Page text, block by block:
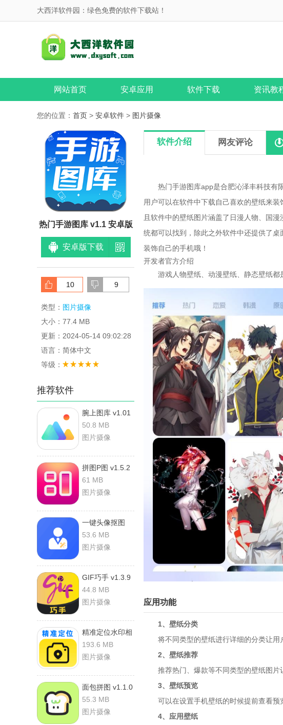
大西洋软件园：绿色免费的软件下载站！
网站首页 安卓应用 软件下载 资讯教
您的位置： 首页 > 安卓软件 > 图片摄像
热门手游图库 v1.1 安卓版
安卓版下载
10 9
类型： 图片摄像
大小：77.4 MB
更新：2024-05-14 09:02:28
语言：简体中文
等级：
推荐软件
腕上图库 v1.01
安卓版
50.8 MB
图片摄像
拼图P图 v1.5.2
安卓版
61 MB
图片摄像
一键头像抠图
v1.0.2 安卓版
53.6 MB
图片摄像
GIF巧手 v1.3.9
安卓版
44.8 MB
图片摄像
精准定位水印相
机 v1.0.1 安卓
版
193.6 MB
图片摄像
面包拼图 v1.1.0
安卓版
55.3 MB
图片摄像
软件介绍 网友评论
热门手游图库app是合肥沁泽丰科技有限
用户可以在软件中下载自己喜欢的壁纸来
且软件中的壁纸图片涵盖了日漫人物、国
统都可以找到，除此之外软件中还提供了
装饰自己的手机哦！
开发者官方介绍
游戏人物壁纸、动漫壁纸、静态壁纸都
应用功能
1、壁纸分类
将不同类型的壁纸进行详细的分类让用
2、壁纸推荐
推荐热门、爆款等不同类型的壁纸图片
3、壁纸预览
可以在设置手机壁纸的时候提前查看预
4、应用壁纸